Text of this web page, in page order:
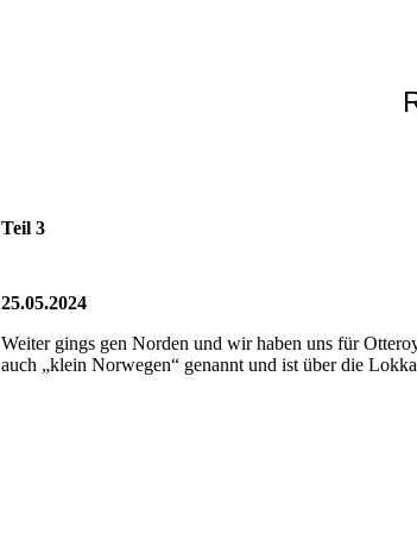
Teil 3
25.05.2024
Weiter gings gen Norden und wir haben uns für
auch „klein Norwegen“ genannt und ist über die